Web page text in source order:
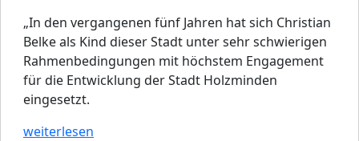
„In den vergangenen fünf Jahren hat sich Christian
Belke als Kind dieser Stadt unter sehr schwierigen
Rahmenbedingungen mit höchstem Engagement
für die Entwicklung der Stadt Holzminden
eingesetzt.
weiterlesen